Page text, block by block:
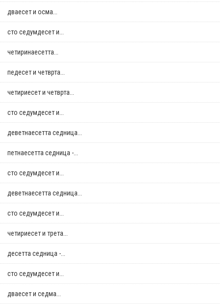
дваесет и осма...
сто седумдесет и...
четиринаесетта...
педесет и четврта...
четириесет и четврта...
сто седумдесет и...
деветнаесетта седница...
петнаесетта седница -...
сто седумдесет и...
деветнаесетта седница...
сто седумдесет и...
четириесет и трета...
десетта седница -...
сто седумдесет и...
дваесет и седма...